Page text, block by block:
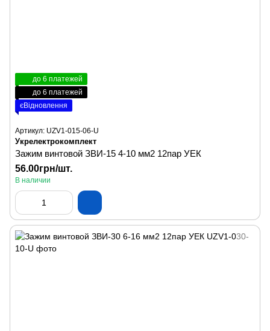
до 6 платежей
до 6 платежей
єВідновлення
Артикул: UZV1-015-06-U
Укрелектрокомплект
Зажим винтовой ЗВИ-15 4-10 мм2 12пар УЕК
56.00грн/шт.
В наличии